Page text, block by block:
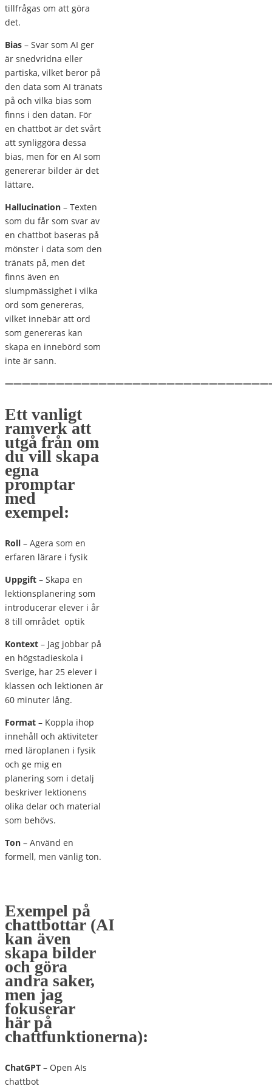
tillfrågas om att göra
det.
Bias – Svar som AI ger
är snedvridna eller
partiska, vilket beror på
den data som AI tränats
på och vilka bias som
finns i den datan. För
en chattbot är det svårt
att synliggöra dessa
bias, men för en AI som
genererar bilder är det
lättare.
Hallucination – Texten
som du får som svar av
en chattbot baseras på
mönster i data som den
tränats på, men det
finns även en
slumpmässighet i vilka
ord som genereras,
vilket innebär att ord
som genereras kan
skapa en innebörd som
inte är sann.
Ett vanligt
ramverk att
utgå från om
du vill skapa
egna
promptar
med
exempel:
Roll – Agera som en
erfaren lärare i fysik
Uppgift – Skapa en
lektionsplanering som
introducerar elever i år
8 till området optik
Kontext – Jag jobbar på
en högstadieskola i
Sverige, har 25 elever i
klassen och lektionen är
60 minuter lång.
Format – Koppla ihop
innehåll och aktiviteter
med läroplanen i fysik
och ge mig en
planering som i detalj
beskriver lektionens
olika delar och material
som behövs.
Ton – Använd en
formell, men vänlig ton.
Exempel på
chattbottar (AI
kan även
skapa bilder
och göra
andra saker,
men jag
fokuserar
här på
chattfunktionerna):
ChatGPT – Open AIs
chattbot